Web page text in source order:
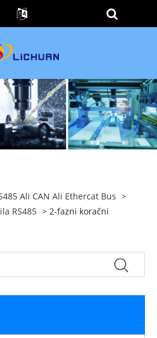
Ali CAN Ali Ethercat Bus >
RS485 > 2-fazni koračni